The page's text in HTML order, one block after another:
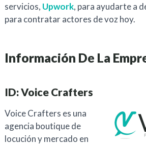
servicios, Upwork, para ayudarte a
para contratar actores de voz hoy.
Información De La
ID: Voice Crafters
Voice Crafters es una
agencia boutique de
locución y mercado en